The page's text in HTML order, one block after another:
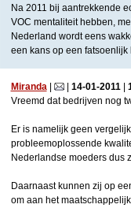
Na 2011 bij aantrekkende
VOC mentaliteit hebben,
Nederland wordt eens
een kans op een
Miranda| | 14-01-2011|
Vreemd dat bedrijven nog
Er is namelijk geen
probleemoplossende
Nederlandse moeders dus
Daarnaast kunnen zij op
om aan het